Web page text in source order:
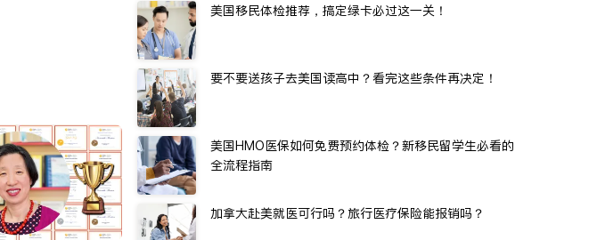
美国移民体检推荐，搞定绿卡必过这一关！
要不要送孩子去美国读高中？看完这些条件再决定！
美国HMO医保如何免费预约体检？新移民留学生必看的
全流程指南
加拿大赴美就医可行吗？旅行医疗保险能报销吗？